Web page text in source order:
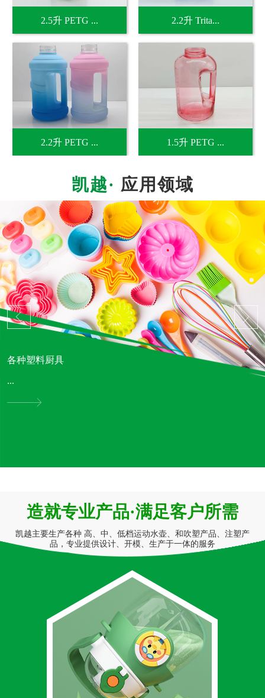
2.5升 PETG ... 2.2升 Trita...
2.2升 PETG ... 1.5升 PETG ...
应用领域
各种塑料厨具
...
造就专业产品·满足客户所需
凯越主要生产各种 高、中、低档运动水壶、和吹塑产品、注塑产
品，专业提供设计、开模、生产于一体的服务